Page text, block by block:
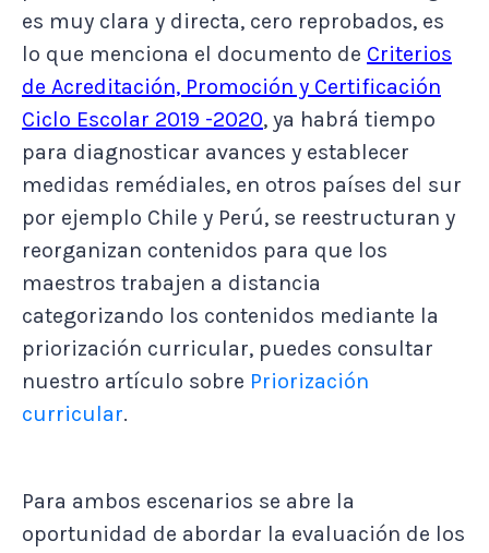
es muy clara y directa, cero reprobados, es
lo que menciona el documento de Criterios
de Acreditación, Promoción y Certificación
Ciclo Escolar 2019 -2020, ya habrá tiempo
para diagnosticar avances y establecer
medidas remédiales, en otros países del sur
por ejemplo Chile y Perú, se reestructuran y
reorganizan contenidos para que los
maestros trabajen a distancia
categorizando los contenidos mediante la
priorización curricular, puedes consultar
nuestro artículo sobre Priorización
curricular.
Para ambos escenarios se abre la
oportunidad de abordar la evaluación de los